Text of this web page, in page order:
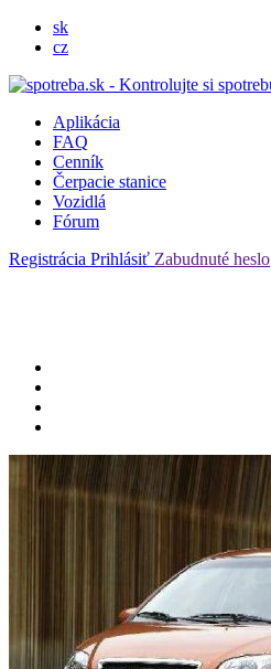
sk
cz
Aplikácia
FAQ
Cenník
Čerpacie stanice
Vozidlá
Fórum
Registrácia Prihlásiť Zabudnuté heslo